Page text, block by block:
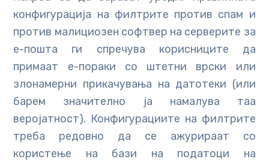
конфигурација на филтрите против спам и
против малициозен софтвер на серверите за
е-пошта ги спречува корисниците да
примаат е-пораки со штетни врски или
злонамерни прикачувања на датотеки (или
барем значително ја намалува таа
веројатност). Конфигурациите на филтрите
треба редовно да се ажурираат со
користење на бази на податоци на